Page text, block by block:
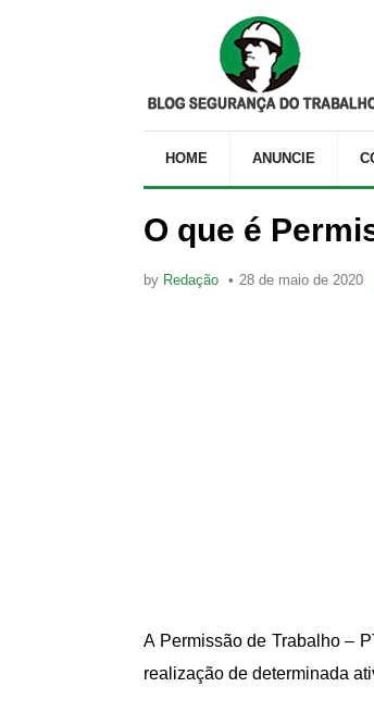
HOME ANUNCIE
O que é
by Redação 28 de maio de 2020
A Permissão de Trabalho –
realização de determinada